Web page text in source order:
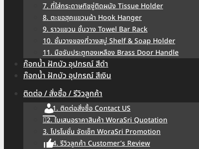
7. ที่ใส่กระดาษทิชชู่ติดผนัง Tissue Holder
8. ตะขอฮุคแขวนผ้า Hook Hanger
9. ราวแขวน ชั้นวาง Towel Bar Rack
10. ชั้นวางของที่วางสบู่ Shelf & Soap Holder
11. มือจับประตูทองเหลือง Brass Door Handle
ก๊อกน้ำ ฝักบัว อุปกรณ์ สีดำ
ก๊อกน้ำ ฝักบัว อุปกรณ์ สีเงิน
ติดต่อ / สั่งซื้อ / รีวิวลูกค้า
1. ติดต่อสั่งซื้อ Contact US
2. ใบเสนอราคาสินค้า WoraSri Quotation
3. โปรโมชั่น จัดเซ็ท WoraSri Promotion
4. รีวิวลูกค้า Customer’s Review